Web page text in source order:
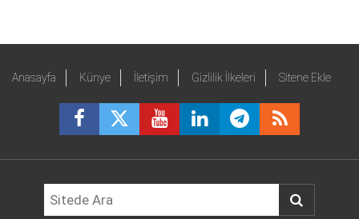
Anasayfa Künye İletişim Gizlilik İlkeleri Sitene Ekle